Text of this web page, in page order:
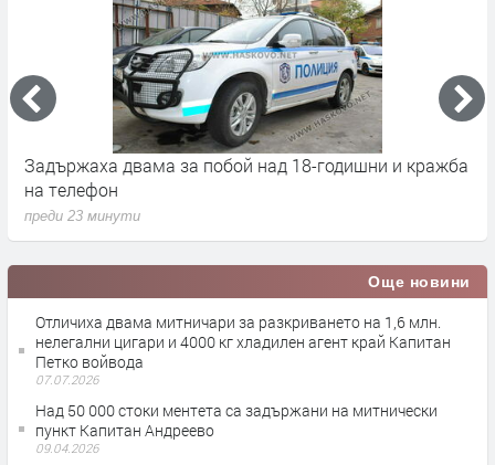
Задържаха двама за побой над 18-годишни и кражба
на телефон
преди 23 минути
Още новини
Отличиха двама митничари за разкриването на 1,6 млн.
нелегални цигари и 4000 кг хладилен агент край Капитан
Петко войвода
07.07.2026
Над 50 000 стоки ментета са задържани на митнически
пункт Капитан Андреево
09.04.2026